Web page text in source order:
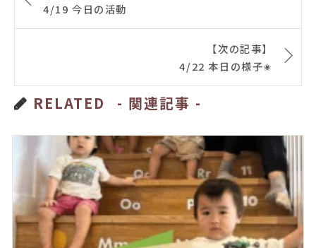
4/19 今日の活動
【次の記事】
4/22 本日の様子✬
RELATED - 関連記事 -